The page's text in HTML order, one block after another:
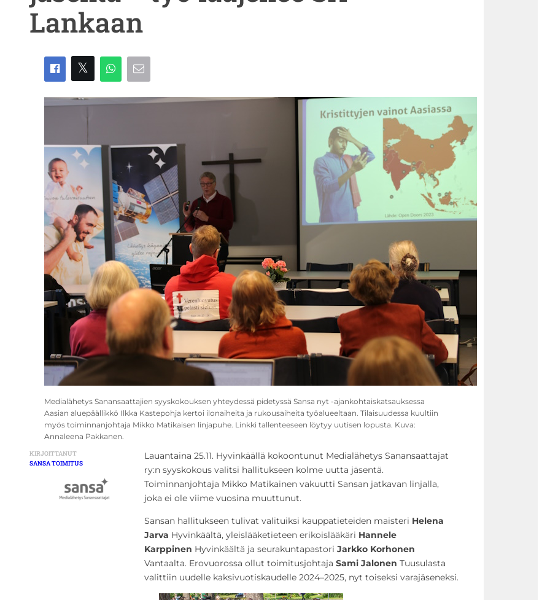
Lankaan
Medialähetys Sanansaattajien syyskokouksen yhteydessä pidetyssä Sansa nyt -ajankohtaiskatsauksessa
Aasian aluepäällikkö Ilkka Kastepohja kertoi ilonaiheita ja rukousaiheita työalueeltaan. Tilaisuudessa kuultiin
myös toiminnanjohtaja Mikko Matikaisen linjapuhe. Linkki tallenteeseen löytyy uutisen lopusta. Kuva:
Annaleena Pakkanen.
KIRJOITTANUT
SANSA TOIMITUS
Lauantaina 25.11. Hyvinkäällä kokoontunut Medialähetys Sanansaattajat
ry:n syyskokous valitsi hallitukseen kolme uutta jäsentä.
Toiminnanjohtaja Mikko Matikainen vakuutti Sansan jatkavan linjalla,
joka ei ole viime vuosina muuttunut.
Sansan hallitukseen tulivat valituiksi kauppatieteiden maisteri Helena
Jarva Hyvinkäältä, yleislääketieteen erikoislääkäri Hannele
Karppinen Hyvinkäältä ja seurakuntapastori Jarkko Korhonen
Vantaalta. Erovuorossa ollut toimitusjohtaja Sami Jalonen Tuusulasta
valittiin uudelle kaksivuotiskaudelle 2024–2025, nyt toiseksi varajäseneksi.